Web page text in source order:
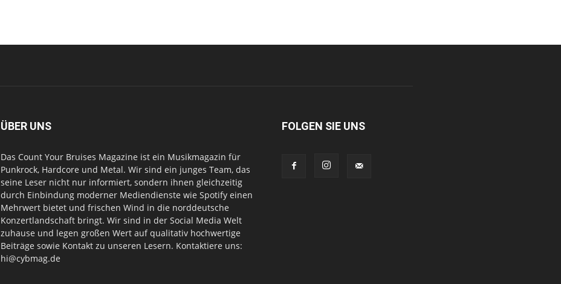
ÜBER UNS
Das Count Your Bruises Magazine ist ein Musikmagazin für
Punkrock, Hardcore und Metal. Wir sind ein junges Team, das
seine Leser nicht nur informiert, sondern ihnen gleichzeitig
durch Einbindung moderner Mediendienste wie Spotify einen
Mehrwert bietet und frischen Wind in die norddeutsche
Konzertlandschaft bringt. Wir sind in der Social Media Welt
zuhause und legen großen Wert auf qualitativ hochwertige
Beiträge sowie Kontakt zu unseren Lesern. Kontaktiere uns:
hi@cybmag.de
FOLGEN SIE UNS